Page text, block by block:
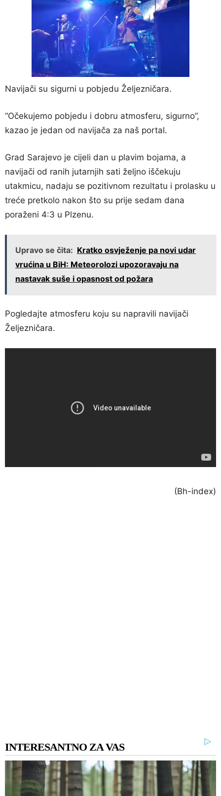
Navijači su sigurni u pobjedu Željezničara.
“Očekujemo pobjedu i dobru atmosferu, sigurno”,
kazao je jedan od navijača za naš portal.
Grad Sarajevo je cijeli dan u plavim bojama, a
navijači od ranih jutarnjih sati željno iščekuju
utakmicu, nadaju se pozitivnom rezultatu i prolasku u
treće pretkolo nakon što su prije sedam dana
poraženi 4:3 u Plzenu.
Upravo se čita: Kratko osvježenje pa novi udar
vrućina u BiH: Meteorolozi upozoravaju na
nastavak suše i opasnost od požara
Pogledajte atmosferu koju su napravili navijači
Željezničara.
(Bh-index)